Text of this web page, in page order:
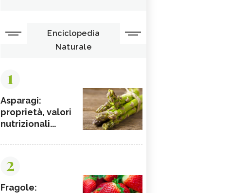
Enciclopedia
Naturale
1
Asparagi:
proprietà, valori
nutrizionali...
2
Fragole: